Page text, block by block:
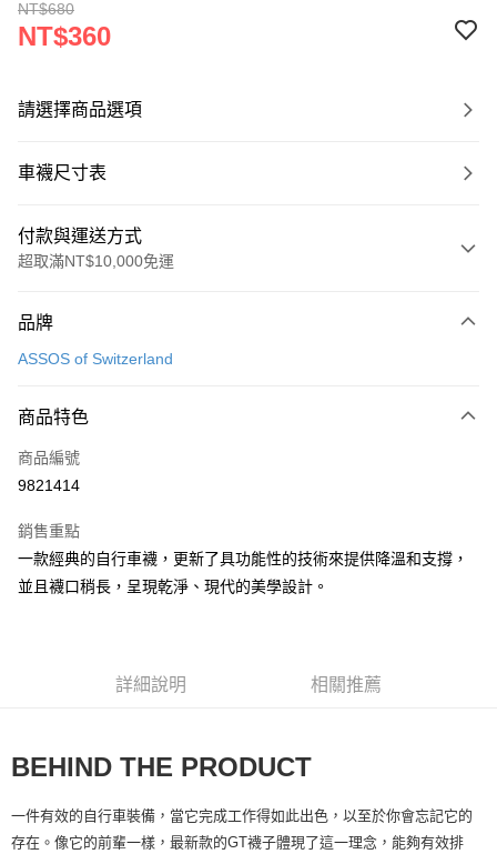
NT$680
NT$360
請選擇商品選項
車襪尺寸表
付款與運送方式
超取滿NT$10,000免運
信用卡一次付款
Apple Pay
ATM付款
全家取貨付款
每筆NT$90
付款後7-11取貨
宅配
品牌
ASSOS of Switzerland
商品特色
商品編號
9821414
銷售重點
一款經典的自行車襪，更新了具功能性的技術來提供降溫和支撐，
並且襪口稍長，呈現乾淨、現代的美學設計。
詳細說明 相關推薦
BEHIND THE PRODUCT
一件有效的自行車裝備，當它完成工作得如此出色，以至於你會忘記它的
存在。像它的前輩一樣，最新款的GT襪子體現了這一理念，能夠有效排